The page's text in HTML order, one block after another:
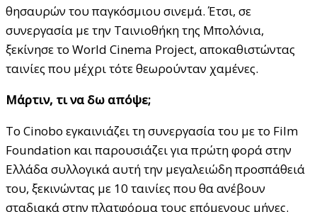
θησαυρών του παγκόσμιου σινεμά. Έτσι, σε
συνεργασία με την Ταινιοθήκη της Μπολόνια,
ξεκίνησε το World Cinema Project, αποκαθιστώντας
ταινίες που μέχρι τότε θεωρούνταν χαμένες.
Μάρτιν, τι να δω απόψε;
Το Cinobo εγκαινιάζει τη συνεργασία του με το Film
Foundation και παρουσιάζει για πρώτη φορά στην
Ελλάδα συλλογικά αυτή την μεγαλειώδη προσπάθειά
του, ξεκινώντας με 10 ταινίες που θα ανέβουν
σταδιακά στην πλατφόρμα τους επόμενους μήνες.